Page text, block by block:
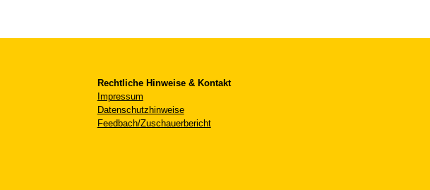
Rechtliche Hinweise & Kontakt
Impressum
Datenschutzhinweise
Feedbach/Zuschauerbericht